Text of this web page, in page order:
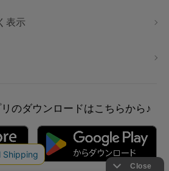
表示
のダウンロードはこちらから♪